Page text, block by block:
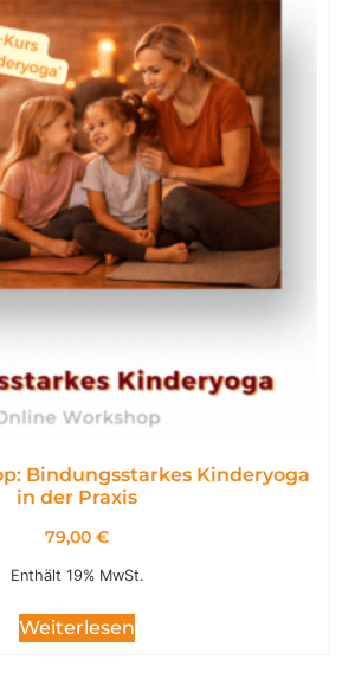
Bindungsstarkes Kinderyoga
in der Praxis
79,00 €
Enthält 19% MwSt.
Weiterlesen